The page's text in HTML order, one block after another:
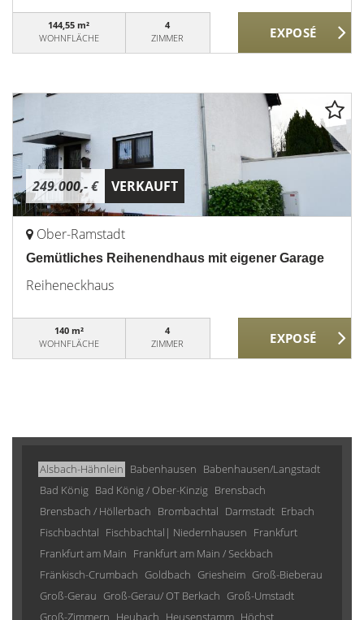
144,55 m²
WOHNFLÄCHE
4
ZIMMER
249.000,- € VERKAUFT
Ober-Ramstadt
Gemütliches Reihenendhaus mit eigener Garage
Reiheneckhaus
140 m²
WOHNFLÄCHE
4
ZIMMER
Alsbach-Hähnlein Babenhausen Babenhausen/Langstadt
Bad König Bad König / Ober-Kinzig Brensbach
Brensbach / Höllerbach Brombachtal Darmstadt Erbach
Fischbachtal Fischbachtal| Niedernhausen Frankfurt
Frankfurt am Main Frankfurt am Main / Seckbach
Fränkisch-Crumbach Goldbach Griesheim Groß-Bieberau
Groß-Gerau Groß-Gerau/ OT Berkach Groß-Umstadt
Groß-Zimmern Heubach Heusenstamm Höchst